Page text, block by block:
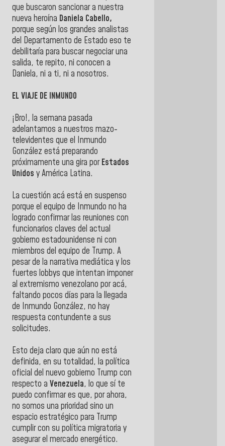
que buscaron sancionar a nuestra
nueva heroína Daniela Cabello,
porque según los grandes analistas
del Departamento de Estado eso te
debilitaría para buscar negociar una
salida, te repito, ni conocen a
Daniela, ni a ti, ni a nosotros.
EL VIAJE DE INMUNDO
¡Bro!, la semana pasada
adelantamos a nuestros mazo-
televidentes que el Inmundo
González está preparando
próximamente una gira porEstados
Unidos y América Latina.
La cuestión acá está en suspenso
porque el equipo de Inmundo no ha
logrado confirmar las reuniones con
funcionarios claves del actual
gobierno estadounidense ni con
miembros del equipo de Trump. A
pesar de la narrativa mediática y los
fuertes lobbys que intentan imponer
al extremismo venezolano por acá,
faltando pocos días para la llegada
de Inmundo González, no hay
respuesta contundente a sus
solicitudes.
Esto deja claro que aún no está
definida, en su totalidad, la política
oficial del nuevo gobierno Trump con
respecto a Venezuela, lo que sí te
puedo confirmar es que, por ahora,
no somos una prioridad sino un
espacio estratégico para Trump
cumplir con su política migratoria y
asegurar el mercado energético.